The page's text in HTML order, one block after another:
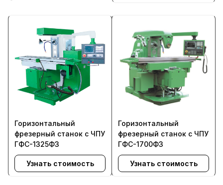
Горизонтальный
фрезерный станок с ЧПУ
ГФС-1325Ф3
Узнать стоимость
Горизонтальный
фрезерный станок с ЧПУ
ГФС-1700Ф3
Узнать стоимость